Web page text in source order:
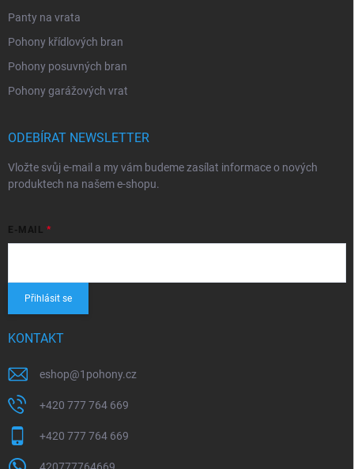
Panty na vrata
Pohony křídlových bran
Pohony posuvných bran
Pohony garážových vrat
ODEBÍRAT NEWSLETTER
Vložte svůj e-mail a my vám budeme zasílat informace o nových
produktech na našem e-shopu.
E-MAIL
Přihlásit se
KONTAKT
eshop@1pohony.cz
+420 777 764 669
+420 777 764 669